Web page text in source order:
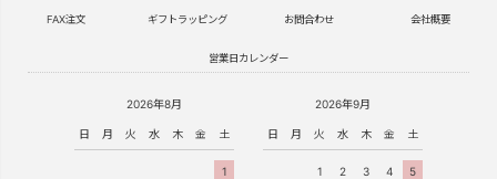
FAX注文 ギフトラッピング お問合わせ 会社概要
営業日カレンダー
2026年8月
日 月 火 水 木 金 土
1
2026年9月
日 月 火 水 木 金 土
1 2 3 4
5